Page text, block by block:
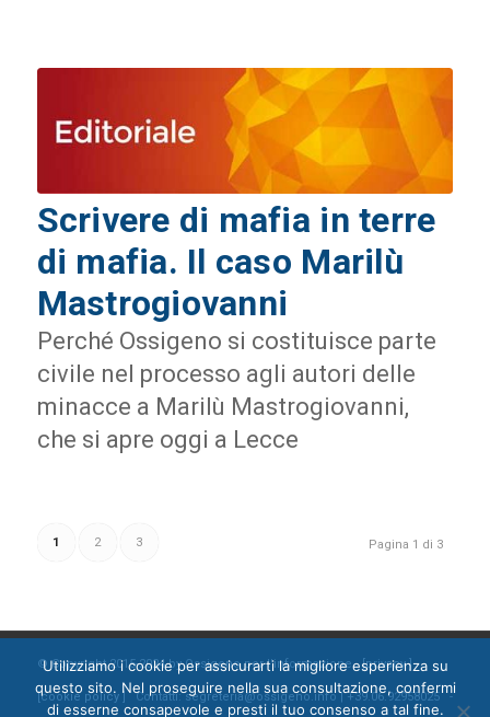
Scrivere di mafia in terre
di mafia. Il caso Marilù
Mastrogiovanni
Perché Ossigeno si costituisce parte
civile nel processo agli autori delle
minacce a Marilù Mastrogiovanni,
che si apre oggi a Lecce
Pagina 1 di 3
1 2 3
© Copyright 2015-2024 by Ossigeno per l'informazione [privacy]
[cookie policy ] Contatti: segreteria@ossigeno.info | +39.06.92958025 -
Utilizziamo i cookie per assicurarti la migliore esperienza su
questo sito. Nel proseguire nella sua consultazione, confermi
di esserne consapevole e presti il tuo consenso a tal fine.